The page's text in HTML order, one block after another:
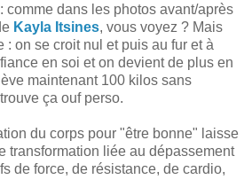
comme dans les photos avant/après
Kayla Itsines, vous voyez ? Mais
: on se croit nul et puis au fur et à
en soi et on devient de plus en
maintenant 100 kilos sans
ça ouf perso.
du corps pour "être bonne" laisse
transformation liée au dépassement
de force, de résistance, de cardio,